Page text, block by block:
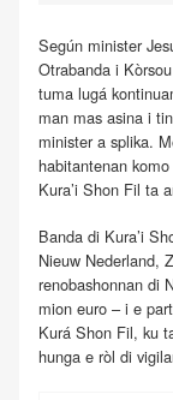
Según minister
Otrabanda i
tuma lugá
man mas asina i
minister a splika.
habitantenan
Kura’i Shon Fil ta
Banda di Kura’i
Nieuw Nederland,
renobashonnan di
mion euro – i e
Kurá Shon Fil, ku
hunga e ròl di